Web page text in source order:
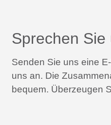
Sprechen Sie
Senden Sie uns eine
uns an. Die
bequem. Überzeugen